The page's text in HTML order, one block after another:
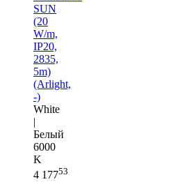
SUN
(20
W/m,
IP20,
2835,
5m)
(Arlight,
-)
White
|
Белый
6000
K
4 17753